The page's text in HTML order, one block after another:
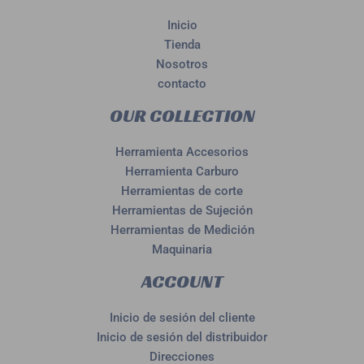
Inicio
Tienda
Nosotros
contacto
OUR COLLECTION
Herramienta Accesorios
Herramienta Carburo
Herramientas de corte
Herramientas de Sujeción
Herramientas de Medición
Maquinaria
ACCOUNT
Inicio de sesión del cliente
Inicio de sesión del distribuidor
Direcciones